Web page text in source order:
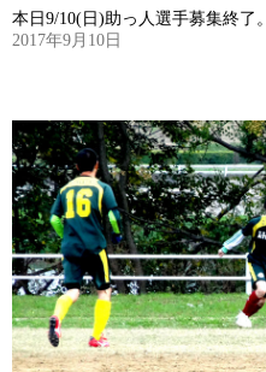
本日9/10(日)助っ人選手募集終了。
2017年9月10日